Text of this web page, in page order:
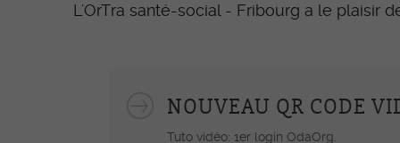
Procédures de
santé communautaire
ASA – Aide en soins et
L'OrTra santé-social - Fribourg a le plaisir
NOUVEAU QR CODE
Tuto vidéo: 1er login OdaOrg.